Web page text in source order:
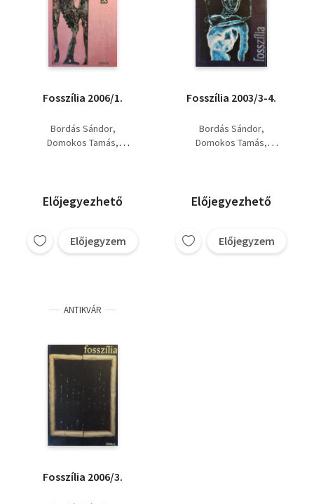
Fosszília 2006/1.
Bordás Sándor
Domokos Tamás
Előjegyezhető
Előjegyzem
Fosszília 2003/3-4.
Bordás Sándor
Domokos Tamás
Előjegyezhető
Előjegyzem
ANTIKVÁR
Fosszília 2006/3.